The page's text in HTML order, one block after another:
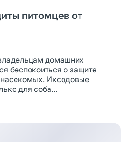
питомцев от
домашних
беспокоиться о защите
насекомых. Иксодовые
для соба...